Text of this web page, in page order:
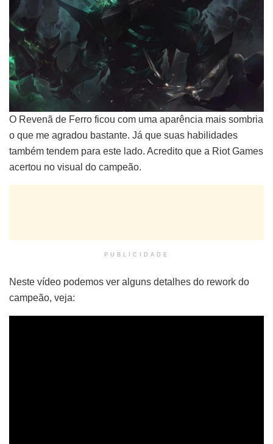
O Revenã de Ferro ficou com uma aparência mais sombria
o que me agradou bastante. Já que suas habilidades
também tendem para este lado. Acredito que a Riot Games
acertou no visual do campeão.
PUBLICIDADE
Neste vídeo podemos ver alguns detalhes do rework do
campeão, veja: